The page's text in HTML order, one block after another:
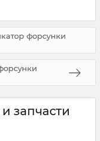
форсунки
запчасти